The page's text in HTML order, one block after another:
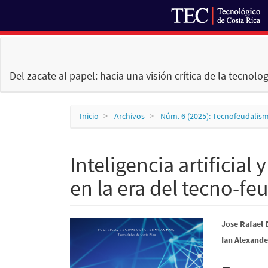
principal
Del zacate al papel: hacia una visión crítica de la
Inicio Archivos Núm. 6 (2025):
Inteligencia artificial
en la era del tecno-
Barra
lateral
Jose Rafael
Ian